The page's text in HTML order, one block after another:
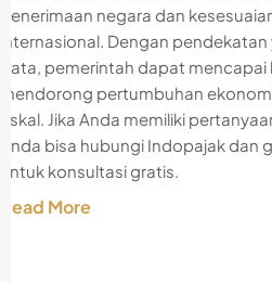
penerimaan negara dan
internasional. Dengan
data, pemerintah dapat
mendorong pertumbuhan
fiskal. Jika Anda memiliki
Anda bisa hubungi Indopajak dan
untuk konsultasi gratis.
Read More